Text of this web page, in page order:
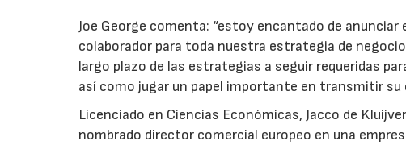
Joe George comenta: “estoy encantado de
colaborador para toda nuestra estrategia de
largo plazo de las estrategias a seguir requeridas
así como jugar un papel importante en transmitir su
Licenciado en Ciencias Económicas, Jacco de
nombrado director comercial europeo en una